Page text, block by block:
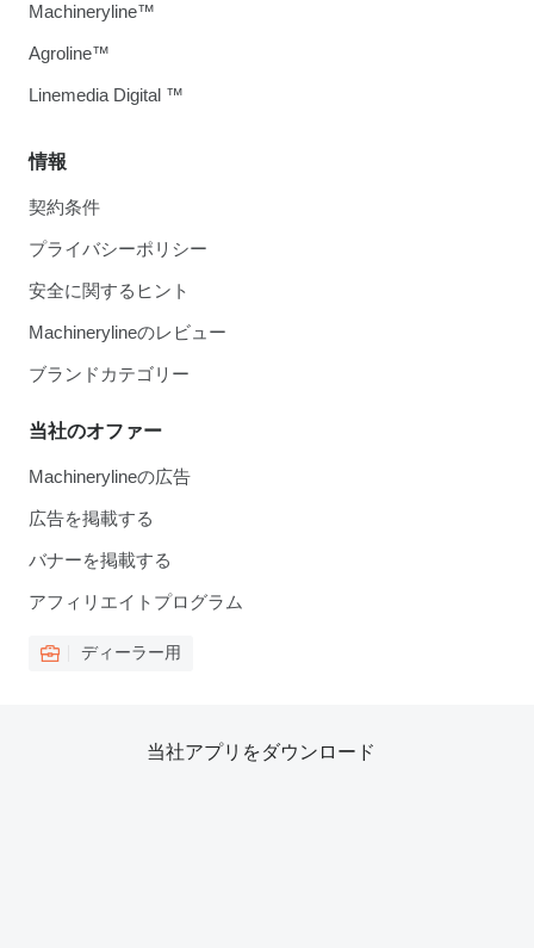
情報
契約条件
プライバシーポリシー
安全に関するヒント
Machinerylineのレビュー
ブランドカテゴリー
当社のオファー
Machinerylineの広告
広告を掲載する
バナーを掲載する
アフィリエイトプログラム
ディーラー用
Machineryline™
Agroline™
Linemedia Digital ™
当社アプリをダウンロード